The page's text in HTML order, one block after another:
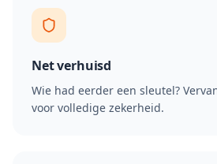
Net verhuisd
Wie had eerder een sleutel?
voor volledige zekerheid.